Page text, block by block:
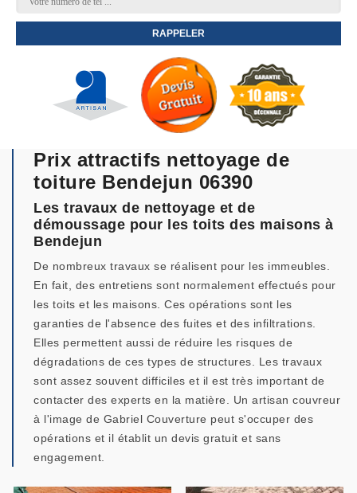
Prix attractifs nettoyage de
toiture Bendejun 06390
Les travaux de nettoyage et de
démoussage pour les toits des maisons à
Bendejun
De nombreux travaux se réalisent pour les immeubles.
En fait, des entretiens sont normalement effectués pour
les toits et les maisons. Ces opérations sont les
garanties de l'absence des fuites et des infiltrations.
Elles permettent aussi de réduire les risques de
dégradations de ces types de structures. Les travaux
sont assez souvent difficiles et il est très important de
contacter des experts en la matière. Un artisan couvreur
à l'image de Gabriel Couverture peut s'occuper des
opérations et il établit un devis gratuit et sans
engagement.